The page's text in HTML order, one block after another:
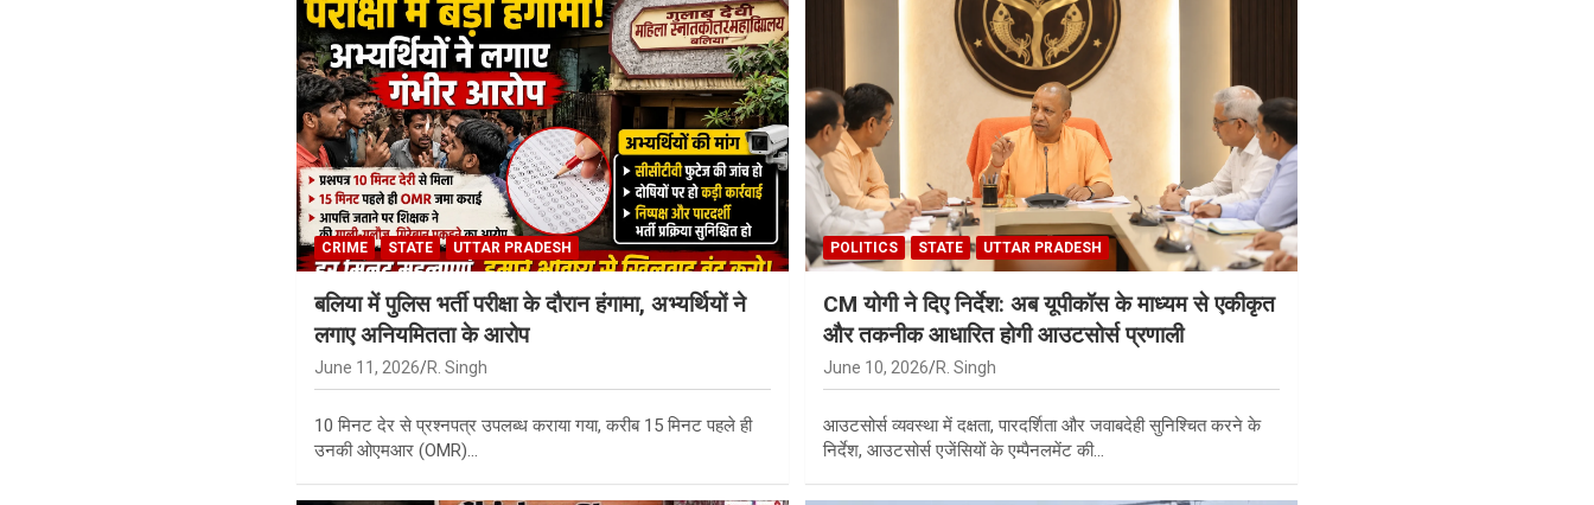
CRIME STATE UTTAR PRADESH
बलिया में पुलिस भर्ती परीक्षा के दौरान हंगामा, अभ्यर्थियों ने
लगाए अनियमितता के आरोप
June 11, 2026 R. Singh
10 मिनट देर से प्रश्नपत्र उपलब्ध कराया गया, करीब 15 मिनट पहले ही
उनकी ओएमआर (OMR)…
POLITICS STATE UTTAR PRADESH
CM योगी ने दिए निर्देश: अब यूपीकॉस के माध्यम से एकीकृत
और तकनीक आधारित होगी आउटसोर्स प्रणाली
June 10, 2026 R. Singh
आउटसोर्स व्यवस्था में दक्षता, पारदर्शिता और जवाबदेही सुनिश्चित करने के
निर्देश, आउटसोर्स एजेंसियों के एम्पैनलमेंट की…